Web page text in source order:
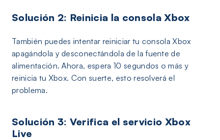
Solución 2: Reinicia la consola Xbox
También puedes intentar reiniciar tu consola Xbox
apagándola y desconectándola de la fuente de
alimentación. Ahora, espera 10 segundos o más y
reinicia tu Xbox. Con suerte, esto resolverá el
problema.
Solución 3: Verifica el servicio Xbox
Live